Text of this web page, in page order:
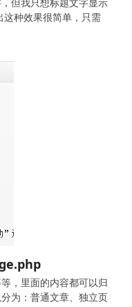
种效果很简单，只需
，里面的内容都可以归
为：普通文章、独立页